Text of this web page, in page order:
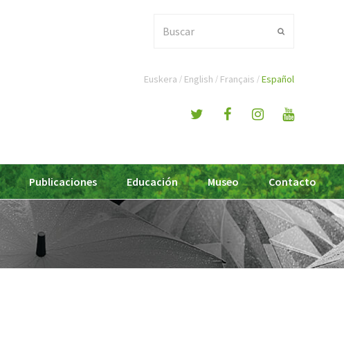
Enviar
Euskera English Français Español
Publicaciones Educación Museo Contacto